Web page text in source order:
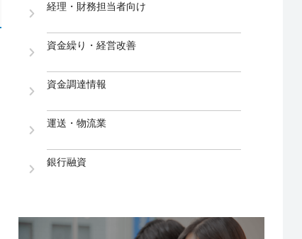
経理・財務担当者向け
資金繰り・経営改善
資金調達情報
運送・物流業
銀行融資